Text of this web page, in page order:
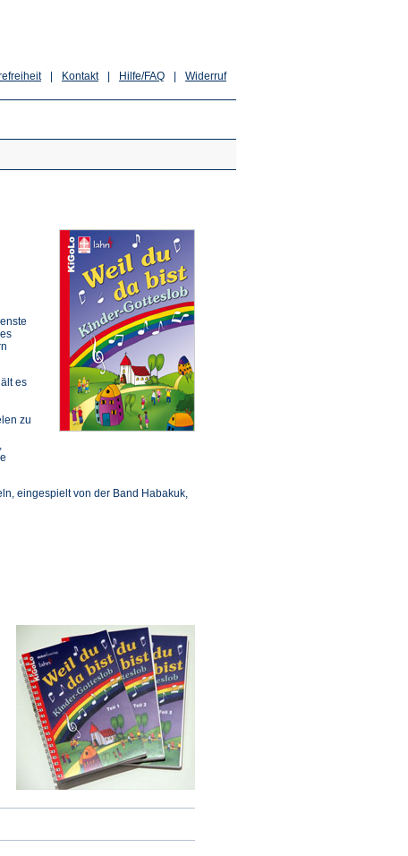
Widerruf
Hilfe/FAQ
Kontakt
es
zu
eingespielt von der Band Habakuk,